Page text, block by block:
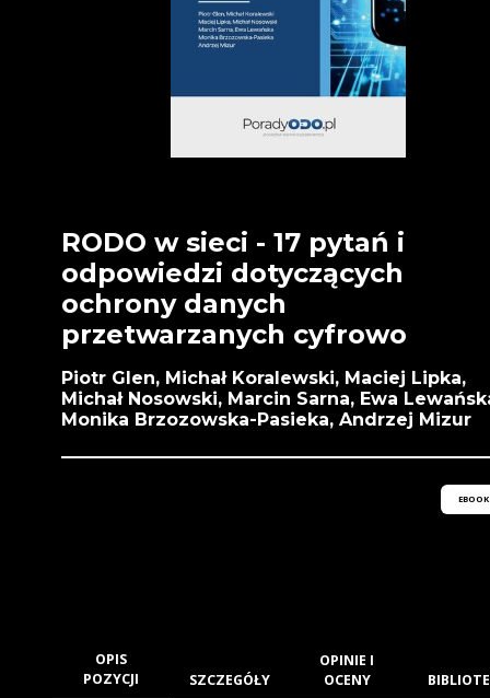
RODO w sieci - 17 pytań i
odpowiedzi dotyczących
ochrony danych
przetwarzanych cyfrowo
Piotr Glen, Michał Koralewski, Maciej Lipka,
Michał Nosowski, Marcin Sarna, Ewa
Monika Brzozowska-Pasieka, Andrzej Mizur
EBOOK
OPIS
POZYCJI
SZCZEGÓŁY
OPINIE I
OCENY